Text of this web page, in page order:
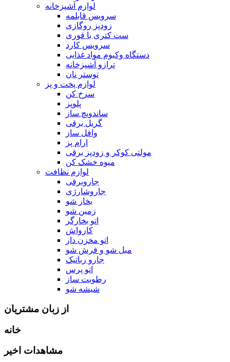
لوازم آشپزخانه
سرویس قابلمه
زودپز روگازی
ست کتری با قوری
سرویس کارد
دستگاه وکیوم مواد غذایی
ترازو آشپزخانه
توستر نان
لوازم پخت و پز
سرخ کن
پلوپز
ساندویچ ساز
گریل برقی
وافل ساز
ارام پز
مولتی کوکر و زودپز برقی
میوه خشک کن
لوازم نظافت
جاروبرقی
جاروشارژی
بخار شو
زمین شو
اتو بخارگر
کارواش
اتو مخزن دار
مبل شو و فرش شو
جارو رباتیک
اتو پرس
رطوبت ساز
شیشه شو
از زبان مشتریان
خانه
مشاهدات اخیر